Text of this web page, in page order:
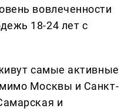
вовлеченности
18-24 лет с
самые активные
Москвы и Санкт-
и